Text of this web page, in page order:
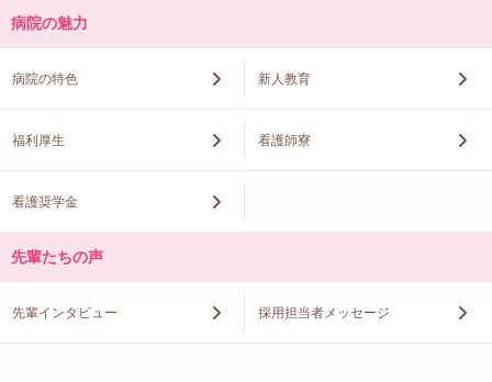
病院の魅力
病院の特色 新人教育
福利厚生 看護師寮
看護奨学金
先輩たちの声
先輩インタビュー 採用担当者メッセージ